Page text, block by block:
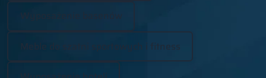
Wyposażenie basenów
Meble do szatni sportowych i fitness